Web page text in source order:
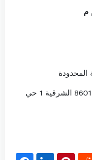
م
عـــ43ـددنهج الطاقة 8601 الشرقية 1 حي